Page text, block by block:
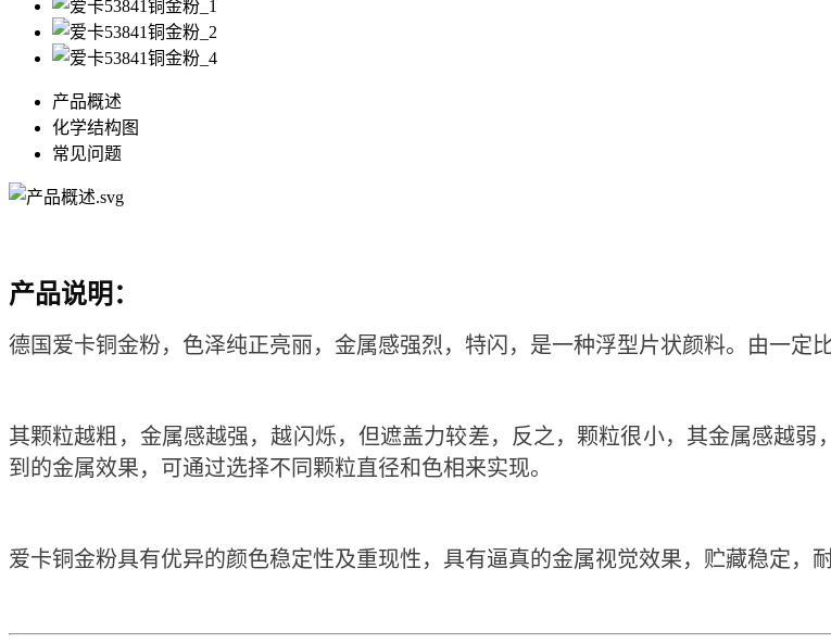
产品概述
化学结构图
常见问题
产品说明：
德国爱卡铜金粉，色泽纯正亮丽，金属感强烈，特闪，是一种浮型片状颜料。由一定
其颗粒越粗，金属感越强，越闪烁，但遮盖力较差，反之，颗粒很小，其金属感越
到的金属效果，可通过选择不同颗粒直径和色相来实现。
爱卡铜金粉具有优异的颜色稳定性及重现性，具有逼真的金属视觉效果，贮藏稳定，